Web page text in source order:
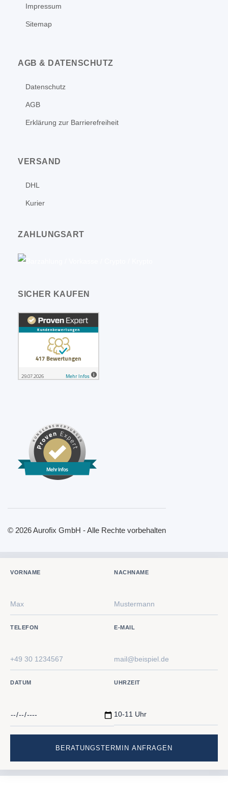
Impressum
Sitemap
AGB & DATENSCHUTZ
Datenschutz
AGB
Erklärung zur Barrierefreiheit
VERSAND
DHL
Kurier
ZAHLUNGSART
SICHER KAUFEN
Mehr Infos
© 2026 Aurofix GmbH - Alle Rechte vorbehalten
VORNAME NACHNAME
TELEFON E-MAIL
DATUM UHRZEIT